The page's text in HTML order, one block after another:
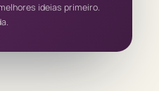
ideias primeiro.